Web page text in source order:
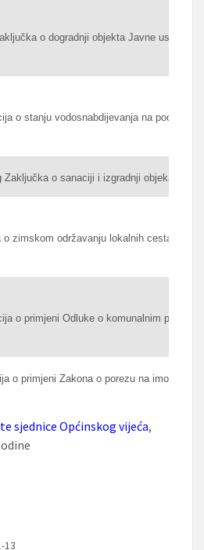
o dogradnji objekta Javne
o stanju vodosnabdijevanja na području
Zaključka o sanaciji i izgradnji objekata za
o zimskom održavanju lokalnih cesta na
o primjeni Odluke o komunalnim
o primjeni Zakona o porezu na imovinu,
sjednice Općinskog vijeća,
Usora
Usora 1-13